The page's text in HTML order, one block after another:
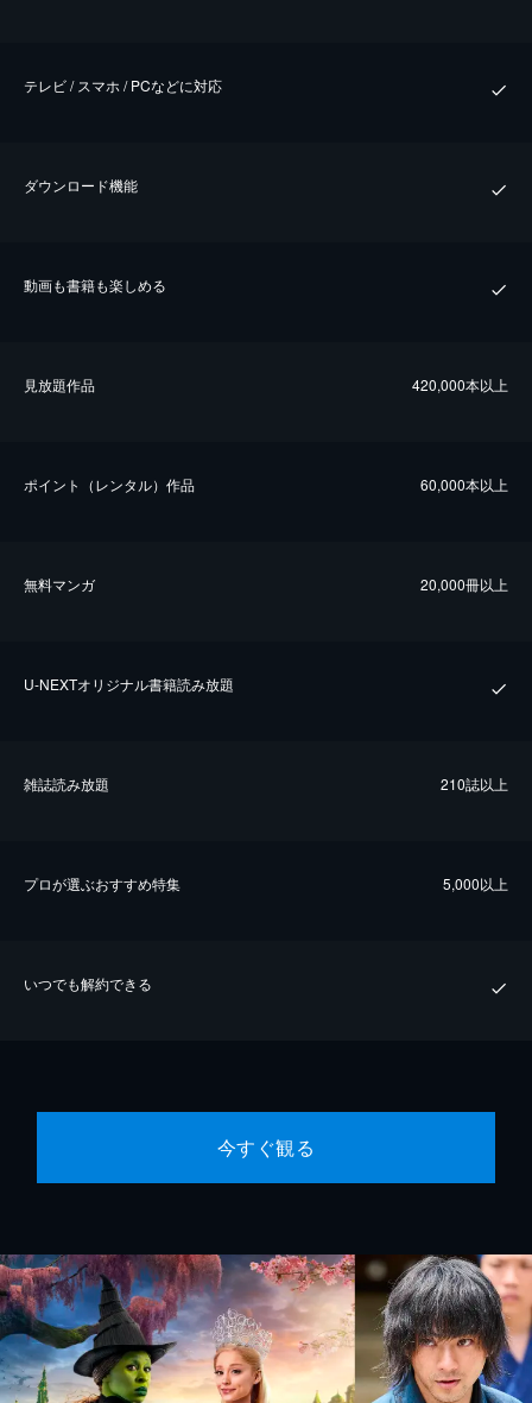
テレビ / スマホ / PCなどに対応
ダウンロード機能
動画も書籍も楽しめる
⾒放題作品 420,000本以上
ポイント（レンタル）作品 60,000本以上
無料マンガ 20,000冊以上
U-NEXTオリジナル書籍読み放題
雑誌読み放題 210誌以上
プロが選ぶおすすめ特集 5,000以上
いつでも解約できる
今すぐ観る